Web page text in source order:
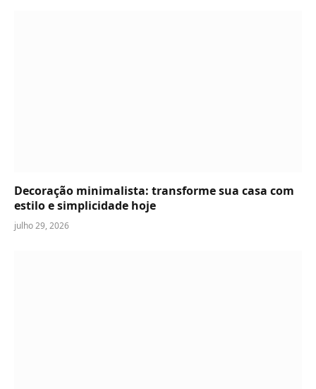
Decoração minimalista: transforme sua casa com
estilo e simplicidade hoje
julho 29, 2026